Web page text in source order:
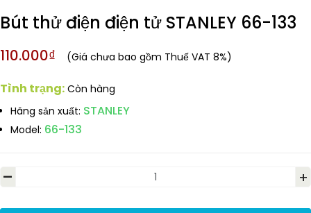
Bút thử điện điện tử STANLEY 66-133
110.000₫ (Giá chưa bao gồm Thuế VAT 8%)
Tình trạng: Còn hàng
Hãng sản xuất: STANLEY
Model: 66-133
- +